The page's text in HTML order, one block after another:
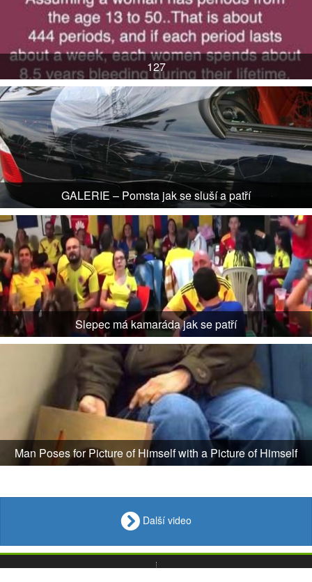
127
GALERIE – Pomsta jak se sluší a patří
Slepec má kamaráda jak se patří
Man Poses for Picture of Himself with a Picture of Himself
Další video